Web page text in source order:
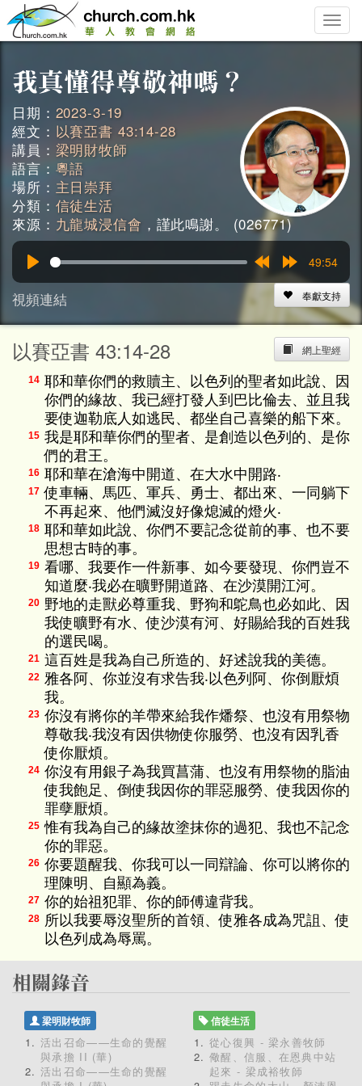
Toggle
日期： 2023-3-19
經文： 以賽亞書 43:14-28
講員： 梁明財牧師
語言： 粵語
場所： 主日崇拜
分類： 信徒生活
來源： 九龍城浸信會 ，謹此鳴謝。 (026771)
RewindForward
15s
49:54
視頻連結 奉獻支持
網上聖經
以賽亞書 43:14-28
14 耶和華你們的救贖主、以色列的聖者如此說、因
你們的緣故、我已經打發人到巴比倫去、並且我
要使迦勒底人如逃民、都坐自己喜樂的船下來。
15 我是耶和華你們的聖者、是創造以色列的、是你
們的君王。
16 耶和華在滄海中開道、在大水中開路‧
17 使車輛、馬匹、軍兵、勇士、都出來、一同躺下
不再起來、他們滅沒好像熄滅的燈火‧
18 耶和華如此說、你們不要記念從前的事、也不要
思想古時的事。
19 看哪、我要作一件新事、如今要發現、你們豈不
知道麼‧我必在曠野開道路、在沙漠開江河。
20 野地的走獸必尊重我、野狗和鴕鳥也必如此、因
我使曠野有水、使沙漠有河、好賜給我的百姓我
的選民喝。
21 這百姓是我為自己所造的、好述說我的美德。
22 雅各阿、你並沒有求告我‧以色列阿、你倒厭煩
我。
23 你沒有將你的羊帶來給我作燔祭、也沒有用祭物
尊敬我‧我沒有因供物使你服勞、也沒有因乳香
使你厭煩。
24 你沒有用銀子為我買菖蒲、也沒有用祭物的脂油
使我飽足、倒使我因你的罪惡服勞、使我因你的
罪孽厭煩。
25 惟有我為自己的緣故塗抹你的過犯、我也不記念
你的罪惡。
26 你要題醒我、你我可以一同辯論、你可以將你的
理陳明、自顯為義。
27 你的始祖犯罪、你的師傅違背我。
28 所以我要辱沒聖所的首領、使雅各成為咒詛、使
以色列成為辱罵。
梁明財牧師
活出召命——生命的覺醒
與承擔 II (華)
活出召命——生命的覺醒
信徒生活
從心復興 - 梁永善牧師
儆醒、信服、在恩典中站
起來 - 梁成裕牧師